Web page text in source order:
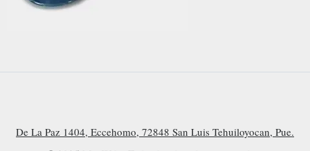
De La Paz 1404, Eccehomo, 72848 San Luis Tehuiloyocan, Pue.